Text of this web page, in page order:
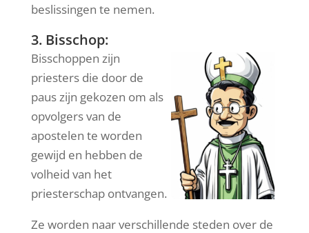
beslissingen te nemen.
3. Bisschop:
Bisschoppen zijn
priesters die door de
paus zijn gekozen om als
opvolgers van de
apostelen te worden
gewijd en hebben de
volheid van het
priesterschap ontvangen.
Ze worden naar verschillende steden over de